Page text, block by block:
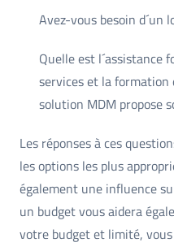
Avez-vous besoin d´un
Quelle est l´assistance
services et la
solution MDM propose
Les réponses à ces
les options les plus
également une influence
un budget vous aidera
votre budget et limité,